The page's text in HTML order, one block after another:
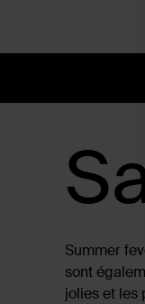
Summer
sont
jolies et les